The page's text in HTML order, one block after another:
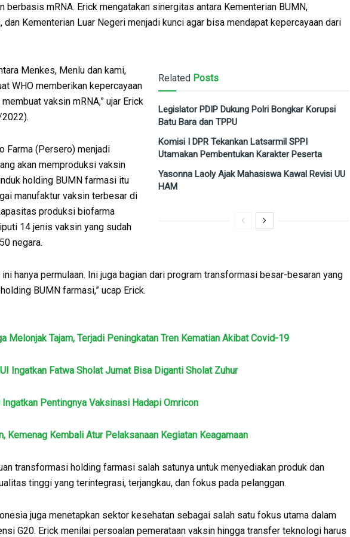
mRNA. Erick mengatakan sinergitas antara Kementerian BUMN,
dan Kementerian Luar Negeri menjadi kunci agar bisa mendapat kepercayaan dari
Related Posts
Legislator PDIP Dukung Polri Bongkar Korupsi
Batu Bara dan TPPU
Komisi I DPR Tekankan Latsarmil SPPI
Utamakan Pembentukan Karakter Peserta
Yasonna Laoly Ajak Mahasiswa Kawal Revisi UU
HAM
Menkes, Menlu dan kami,
WHO memberikan kepercayaan
vaksin mRNA,” ujar Erick
Farma (Persero) menjadi
akan memproduksi vaksin
holding BUMN farmasi itu
manufaktur vaksin terbesar di
produksi biofarma
14 jenis vaksin yang sudah
negara.
ini hanya permulaan. Ini juga bagian dari program transformasi besar-besaran yang
BUMN farmasi,” ucap Erick.
Melonjak Tajam, Terjadi Peningkatan Tren Kematian Akibat Covid-19
Ingatkan Fatwa Sholat Jumat Bisa Diganti Sholat Zuhur
Pentingnya Vaksinasi Hadapi Omricon
Kemenag Kembali Atur Pelaksanaan Kegiatan Keagamaan
transformasi holding farmasi salah satunya untuk menyediakan produk dan
tinggi yang terintegrasi, terjangkau, dan fokus pada pelanggan.
juga menetapkan sektor kesehatan sebagai salah satu fokus utama dalam
G20. Erick menilai persoalan pemerataan vaksin hingga transfer teknologi harus